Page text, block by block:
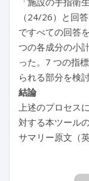
（24/26）と回
ですべての回答
つの各成分の小
った。7 つの指
られる部分を検
結論
上述のプロセス
対する本ツール
サマリー原文（